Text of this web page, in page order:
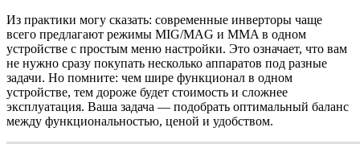
Из практики могу сказать: современные инверторы чаще
всего предлагают режимы MIG/MAG и MMA в одном
устройстве с простым меню настройки. Это означает, что вам
не нужно сразу покупать несколько аппаратов под разные
задачи. Но помните: чем шире функционал в одном
устройстве, тем дороже будет стоимость и сложнее
эксплуатация. Ваша задача — подобрать оптимальный баланс
между функциональностью, ценой и удобством.